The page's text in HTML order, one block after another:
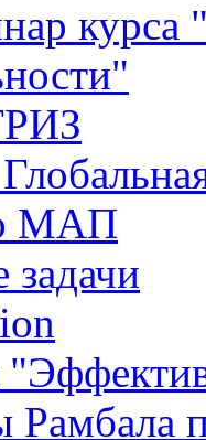
курса
МАП
Рамбала